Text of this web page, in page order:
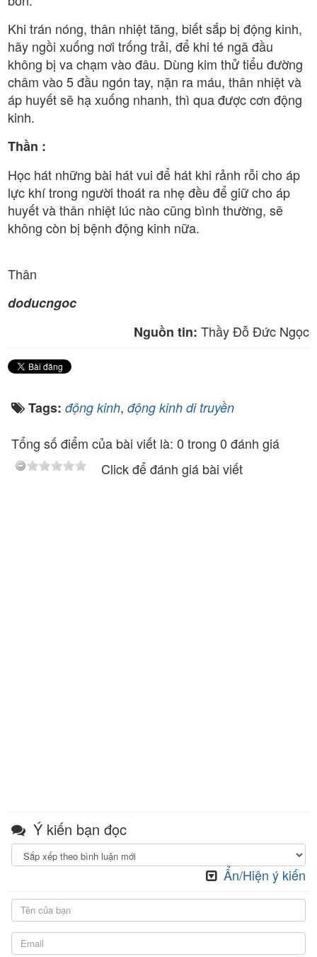
Khi trán nóng, thân nhiệt tăng, biết sắp bị động kinh,
hãy ngồi xuống nơi trống trải, để khi té ngã đầu
không bị va chạm vào đâu. Dùng kim thử tiểu đường
châm vào 5 đầu ngón tay, nặn ra máu, thân nhiệt và
áp huyết sẽ hạ xuống nhanh, thì qua được cơn động
kinh.
Thần :
Học hát những bài hát vui để hát khi rảnh rỗi cho áp
lực khí trong người thoát ra nhẹ đều để giữ cho áp
huyết và thân nhiệt lúc nào cũng bình thường, sẽ
không còn bị bệnh động kinh nữa.
Thân
doducngoc
Nguồn tin: Thầy Đỗ Đức Ngọc
Tags: động kinh, động kinh di truyền
Tổng số điểm của bài viết là: 0 trong 0 đánh giá
Click để đánh giá bài viết
Ý kiến bạn đọc
Ẩn/Hiện ý kiến